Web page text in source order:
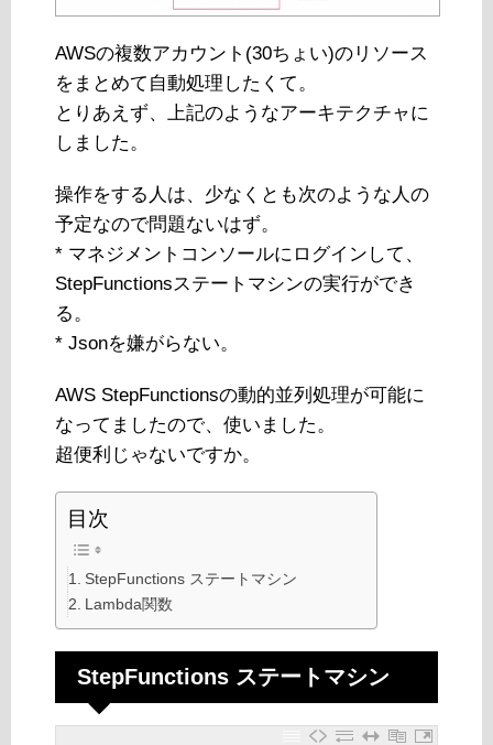
AWSの複数アカウント(30ちょい)のリソース
をまとめて自動処理したくて。
とりあえず、上記のようなアーキテクチャに
しました。
操作をする人は、少なくとも次のような人の
予定なので問題ないはず。
* マネジメントコンソールにログインして、
StepFunctionsステートマシンの実行ができ
る。
* Jsonを嫌がらない。
AWS StepFunctionsの動的並列処理が可能に
なってましたので、使いました。
超便利じゃないですか。
目次
StepFunctions ステートマシン
Lambda関数
StepFunctions ステートマシン